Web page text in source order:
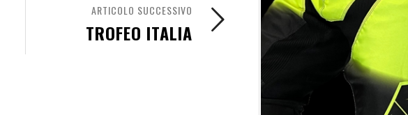
ARTICOLO SUCCESSIVO
TROFEO ITALIA